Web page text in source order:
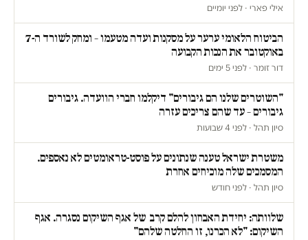
אילי פארי · לפני יומיים
הביטוח הלאומי ערער על מסקנות ועדה מטעמו – ומחק לשורד ה-7
באוקטובר את הנכות הקבועה
דור זומר · לפני 5 ימים
"השוטרים שלנו הם גיבורים" דיקלמו חברי הוועדה. גיבורים
גיבורים – עד שהם צריכים עזרה
סיון תהל · לפני 4 שבועות
משטרת ישראל טענה שנתונים על פוסט-טראומטים לא נאספים.
המסמכים שלה מוכיחים אחרת
סיון תהל · לפני חודש
שלוותה: יחידת האבחון להלם קרב של אגף השיקום נסגרה. אגף
השיקום: "לא הכרנו, זו החלטה שלהם"